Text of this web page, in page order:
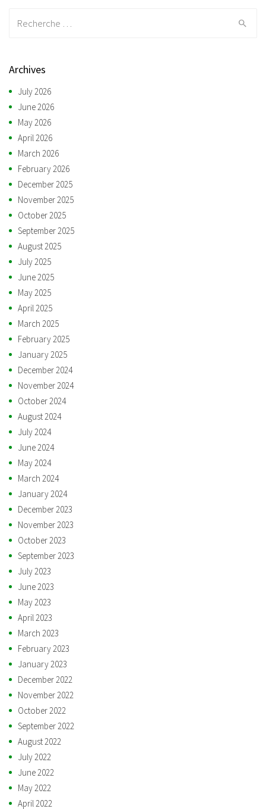
Archives
July 2026
June 2026
May 2026
April 2026
March 2026
February 2026
December 2025
November 2025
October 2025
September 2025
August 2025
July 2025
June 2025
May 2025
April 2025
March 2025
February 2025
January 2025
December 2024
November 2024
October 2024
August 2024
July 2024
June 2024
May 2024
March 2024
January 2024
December 2023
November 2023
October 2023
September 2023
July 2023
June 2023
May 2023
April 2023
March 2023
February 2023
January 2023
December 2022
November 2022
October 2022
September 2022
August 2022
July 2022
June 2022
May 2022
April 2022